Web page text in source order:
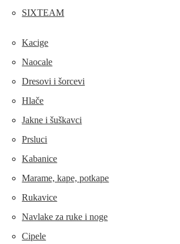
SIXTEAM
Kacige
Naocale
Dresovi i šorcevi
Hlače
Jakne i šuškavci
Prsluci
Kabanice
Marame, kape, potkape
Rukavice
Navlake za ruke i noge
Cipele